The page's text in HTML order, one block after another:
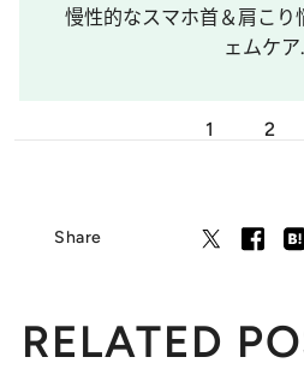
慢性的なスマホ首＆肩こり
ェムケア
1 2
Share
RELATED